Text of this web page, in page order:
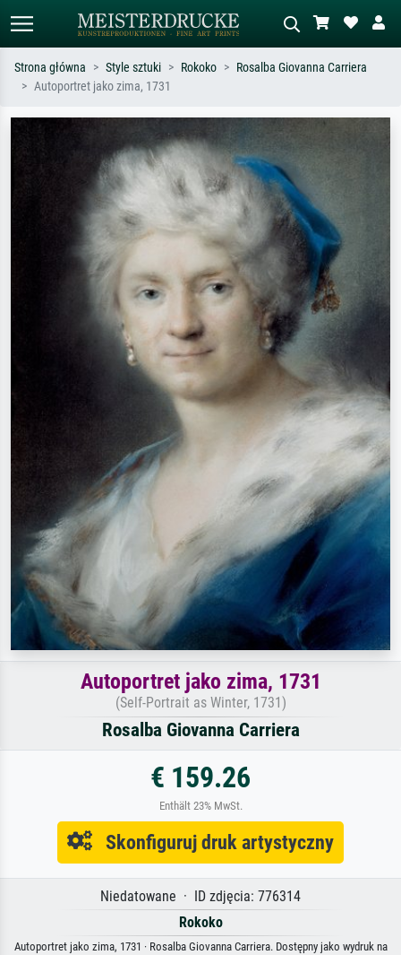
Szukaj wg artysty, tytułu lub stylu – np.
Monet, Gwiaździsta noc,
impresjonizm, fala Hokusaia, akt.
Opisz scenę – np. zielona łąka,
abstrakcja z czerwienią, ciemny olej,
stojący akt obok drzewa.
Strona główna Style sztuki Rokoko
Rosalba Giovanna Carriera
Autoportret jako zima, 1731
Autoportret jako zima, 1731
(Self-Portrait as Winter, 1731)
Rosalba Giovanna Carriera
€ 159.26
Enthält 23% MwSt.
Skonfiguruj druk artystyczny
Niedatowane · ID zdjęcia: 776314
Rokoko
Autoportret jako zima, 1731 · Rosalba Giovanna Carriera. Dostępny jako wydruk na